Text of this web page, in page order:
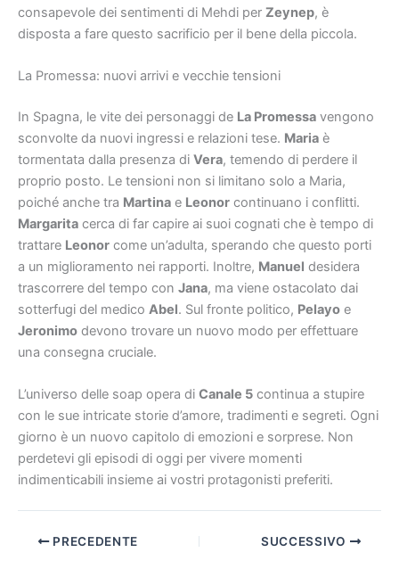
consapevole dei sentimenti di Mehdi per Zeynep, è
disposta a fare questo sacrificio per il bene della piccola.
La Promessa: nuovi arrivi e vecchie tensioni
In Spagna, le vite dei personaggi de La Promessa vengono
sconvolte da nuovi ingressi e relazioni tese. Maria è
tormentata dalla presenza di Vera, temendo di perdere il
proprio posto. Le tensioni non si limitano solo a Maria,
poiché anche tra Martina e Leonor continuano i conflitti.
Margarita cerca di far capire ai suoi cognati che è tempo di
trattare Leonor come un’adulta, sperando che questo porti
a un miglioramento nei rapporti. Inoltre, Manuel desidera
trascorrere del tempo con Jana, ma viene ostacolato dai
sotterfugi del medico Abel. Sul fronte politico, Pelayo e
Jeronimo devono trovare un nuovo modo per effettuare
una consegna cruciale.
L’universo delle soap opera di Canale 5 continua a stupire
con le sue intricate storie d’amore, tradimenti e segreti. Ogni
giorno è un nuovo capitolo di emozioni e sorprese. Non
perdetevi gli episodi di oggi per vivere momenti
indimenticabili insieme ai vostri protagonisti preferiti.
PRECEDENTE SUCCESSIVO